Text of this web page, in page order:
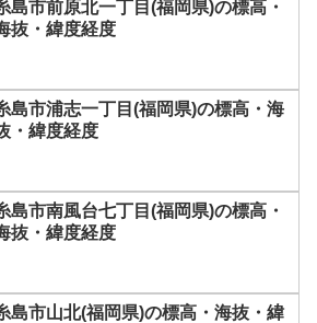
島市前原北一丁目(福岡県)の標高・
抜・緯度経度
島市浦志一丁目(福岡県)の標高・海
・緯度経度
島市南風台七丁目(福岡県)の標高・
抜・緯度経度
島市山北(福岡県)の標高・海抜・緯